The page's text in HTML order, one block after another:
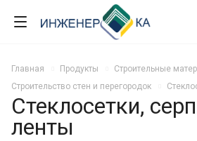
Главная Продукты
Строительные
Строительство стен и перегородок
Стеклосетки,
ленты